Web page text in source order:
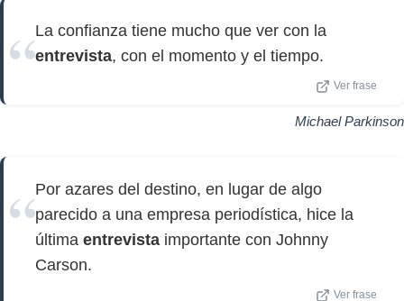
La confianza tiene mucho que ver con la
entrevista, con el momento y el tiempo.
Ver frase
Michael Parkinson
Por azares del destino, en lugar de algo
parecido a una empresa periodística, hice la
última entrevista importante con Johnny
Carson.
Ver frase